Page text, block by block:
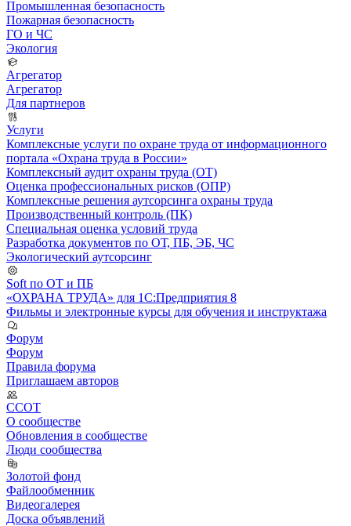
Промышленная безопасность
Пожарная безопасность
ГО и ЧС
Экология
Агрегатор
Агрегатор
Для партнеров
Услуги
Комплексные услуги по охране труда от информационного
портала «Охрана труда в России»
Комплексный аудит охраны труда (ОТ)
Оценка профессиональных рисков (ОПР)
Комплексные решения аутсорсинга охраны труда
Производственный контроль (ПК)
Специальная оценка условий труда
Разработка документов по ОТ, ПБ, ЭБ, ЧС
Экологический аутсорсинг
Soft по ОТ и ПБ
«ОХРАНА ТРУДА» для 1С:Предприятия 8
Фильмы и электронные курсы для обучения и инструктажа
Форум
Форум
Правила форума
Приглашаем авторов
ССОТ
О сообществе
Обновления в сообществе
Люди сообщества
Золотой фонд
Файлообменник
Видеогалерея
Доска объявлений